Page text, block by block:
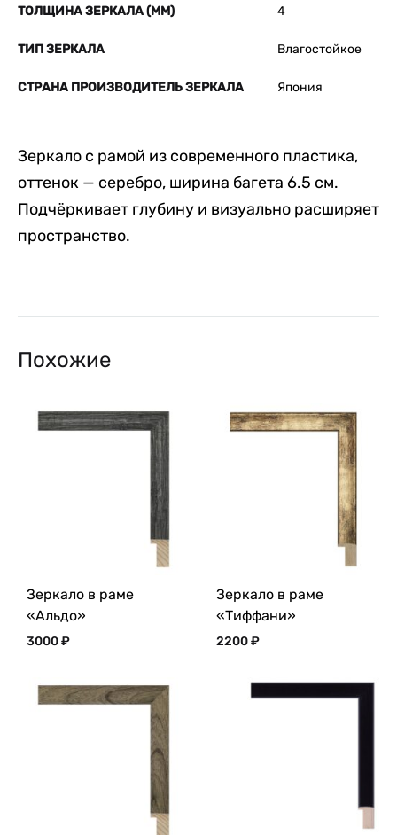
ТОЛЩИНА ЗЕРКАЛА (ММ) 4
ТИП ЗЕРКАЛА Влагостойкое
СТРАНА ПРОИЗВОДИТЕЛЬ ЗЕРКАЛА Япония
Зеркало с рамой из современного пластика,
оттенок — серебро, ширина багета 6.5 см.
Подчёркивает глубину и визуально расширяет
пространство.
Похожие
Зеркало в раме
«Альдо»
3000₽
Зеркало в раме
«Тиффани»
2200₽